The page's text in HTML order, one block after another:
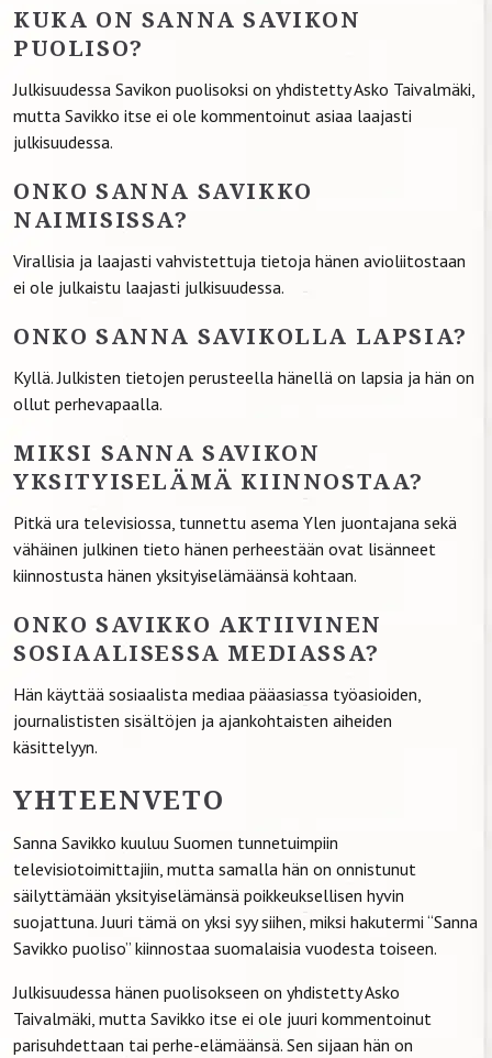
KUKA ON SANNA SAVIKON
PUOLISO?
Julkisuudessa Savikon puolisoksi on yhdistetty Asko Taivalmäki,
mutta Savikko itse ei ole kommentoinut asiaa laajasti
julkisuudessa.
ONKO SANNA SAVIKKO
NAIMISISSA?
Virallisia ja laajasti vahvistettuja tietoja hänen avioliitostaan
ei ole julkaistu laajasti julkisuudessa.
ONKO SANNA SAVIKOLLA LAPSIA?
Kyllä. Julkisten tietojen perusteella hänellä on lapsia ja hän on
ollut perhevapaalla.
MIKSI SANNA SAVIKON
YKSITYISELÄMÄ KIINNOSTAA?
Pitkä ura televisiossa, tunnettu asema Ylen juontajana sekä
vähäinen julkinen tieto hänen perheestään ovat lisänneet
kiinnostusta hänen yksityiselämäänsä kohtaan.
ONKO SAVIKKO AKTIIVINEN
SOSIAALISESSA MEDIASSA?
Hän käyttää sosiaalista mediaa pääasiassa työasioiden,
journalististen sisältöjen ja ajankohtaisten aiheiden
käsittelyyn.
YHTEENVETO
Sanna Savikko kuuluu Suomen tunnetuimpiin
televisiotoimittajiin, mutta samalla hän on onnistunut
säilyttämään yksityiselämänsä poikkeuksellisen hyvin
suojattuna. Juuri tämä on yksi syy siihen, miksi hakutermi “Sanna
Savikko puoliso” kiinnostaa suomalaisia vuodesta toiseen.
Julkisuudessa hänen puolisokseen on yhdistetty Asko
Taivalmäki, mutta Savikko itse ei ole juuri kommentoinut
parisuhdettaan tai perhe-elämäänsä. Sen sijaan hän on